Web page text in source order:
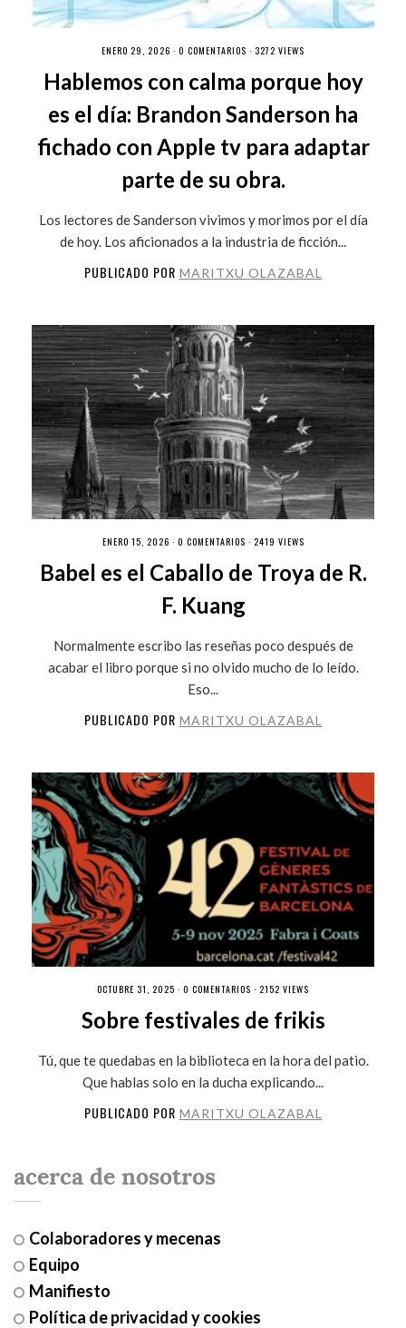
ENERO 29, 2026 · 0 COMENTARIOS · 3272 VIEWS
Hablemos con calma porque hoy
es el día: Brandon Sanderson ha
fichado con Apple tv para adaptar
parte de su obra.
Los lectores de Sanderson vivimos y morimos por el día
de hoy. Los aficionados a la industria de ficción...
PUBLICADO POR MARITXU OLAZABAL
ENERO 15, 2026 · 0 COMENTARIOS · 2419 VIEWS
Babel es el Caballo de Troya de R.
F. Kuang
Normalmente escribo las reseñas poco después de
acabar el libro porque si no olvido mucho de lo leído.
Eso...
PUBLICADO POR MARITXU OLAZABAL
OCTUBRE 31, 2025 · 0 COMENTARIOS · 2152 VIEWS
Sobre festivales de frikis
Tú, que te quedabas en la biblioteca en la hora del patio.
Que hablas solo en la ducha explicando...
PUBLICADO POR MARITXU OLAZABAL
acerca de nosotros
Colaboradores y mecenas
Equipo
Manifiesto
Política de privacidad y cookies